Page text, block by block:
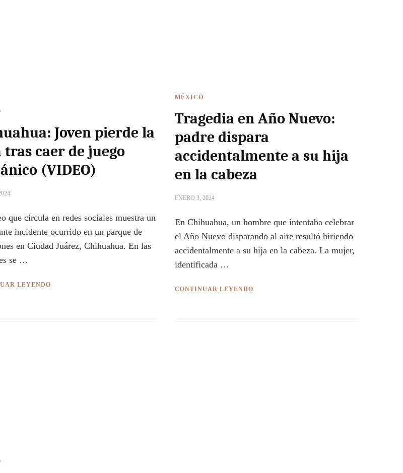
Joven pierde la
tras caer de juego
(VIDEO)
que circula en redes sociales muestra un
incidente ocurrido en un parque de
en Ciudad Juárez, Chihuahua. En las
se …
LEYENDO
MÉXICO
Tragedia en Año Nuevo:
padre dispara
accidentalmente a su hija
en la cabeza
ENERO 3, 2024
En Chihuahua, un hombre que intentaba celebrar
el Año Nuevo disparando al aire resultó hiriendo
accidentalmente a su hija en la cabeza. La mujer,
identificada …
CONTINUAR LEYENDO